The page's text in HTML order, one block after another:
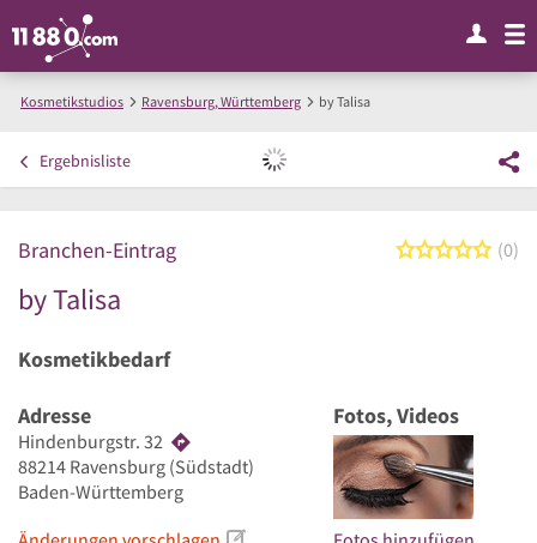
Kosmetikstudios Ravensburg, Württemberg by Talisa
Ergebnisliste
Branchen-Eintrag 00
by Talisa
Kosmetikbedarf
Adresse
Hindenburgstr. 32
88214 Ravensburg (Südstadt)
Baden-Württemberg
Fotos, Videos